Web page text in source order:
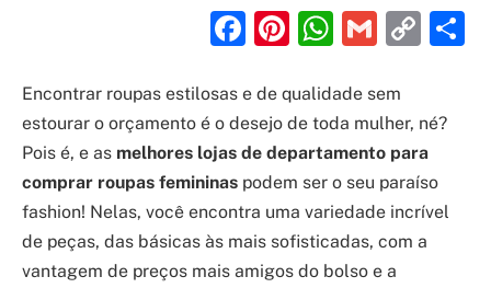
Facebook
Pinterest
Gmail
Encontrar roupas estilosas e de qualidade sem
estourar o orçamento é o desejo de toda mulher, né?
Pois é, e as melhores lojas de departamento para
comprar roupas femininas podem ser o seu paraíso
fashion! Nelas, você encontra uma variedade incrível
de peças, das básicas às mais sofisticadas, com a
vantagem de preços mais amigos do bolso e a